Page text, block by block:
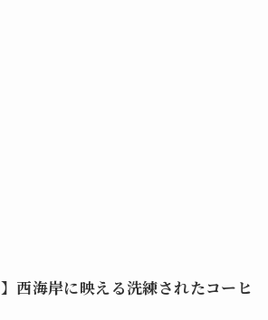
西海岸に映える洗練されたコーヒ